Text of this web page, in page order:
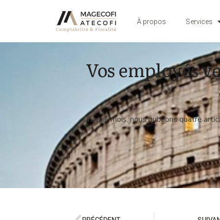
À propos Services
Vos employés
Chaque mois, nous publions quatre